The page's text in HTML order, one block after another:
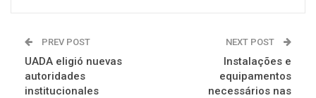
PREV POST
UADA eligió nuevas
autoridades
institucionales
NEXT POST
Instalações e
equipamentos
necessários nas